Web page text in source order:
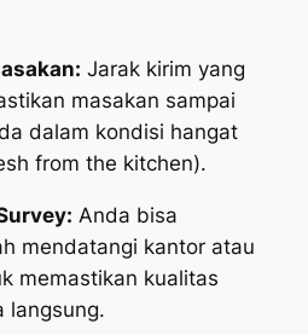
Jarak kirim yang
masakan sampai
dalam kondisi hangat
from the kitchen).
Anda bisa
mendatangi kantor atau
memastikan kualitas
langsung.